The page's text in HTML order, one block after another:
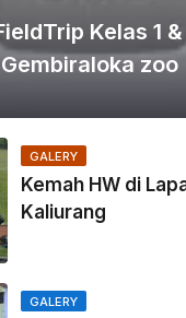
Kelas 1
zoo
GALERY
Kemah HW di
Kaliurang
GALERY